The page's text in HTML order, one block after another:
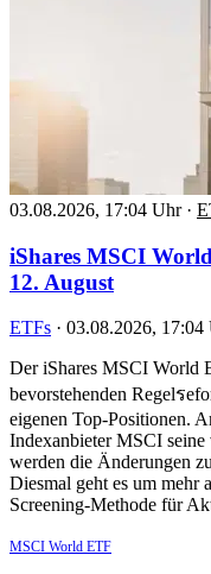
03.08.2026, 17:04 Uhr ·
iShares MSCI
12. August
ETFs · 03.08.2026, 17:04
Der iShares MSCI World
bevorstehenden Regelร
eigenen Top-Positionen.
Indexanbieter MSCI
werden die Änderungen
Diesmal geht es um mehr
Screening-Methode für
MSCI World ETF